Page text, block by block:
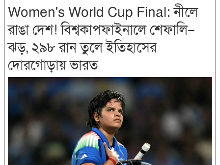
Women's World Cup Final: নীলে
রাঙা দেশ! বিশ্বকাপফাইনালে শেফালি–
ঝড়, ২৯৮ রান তুলে ইতিহাসের
দোরগোড়ায় ভারত